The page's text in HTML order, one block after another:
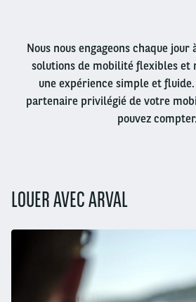
Nous nous engageons chaque
solutions de mobilité flexibles et
une expérience simple et
partenaire privilégié de votre
pouvez compter.
LOUER AVEC ARVAL